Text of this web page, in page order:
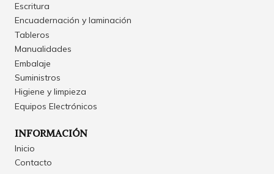
Escritura
Encuadernación y laminación
Tableros
Manualidades
Embalaje
Suministros
Higiene y limpieza
Equipos Electrónicos
INFORMACIÓN
Inicio
Contacto